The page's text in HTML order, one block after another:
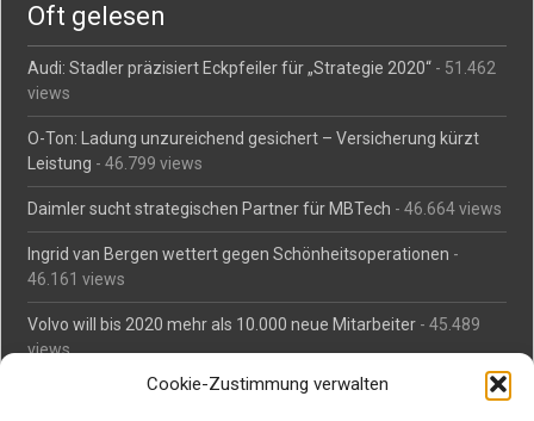
Cookie-Zustimmung verwalten
Oft gelesen
Audi: Stadler präzisiert Eckpfeiler für „Strategie 2020“ - 51.462
views
O-Ton: Ladung unzureichend gesichert – Versicherung kürzt
Leistung - 46.799 views
Daimler sucht strategischen Partner für MBTech - 46.664 views
Ingrid van Bergen wettert gegen Schönheitsoperationen -
46.161 views
Volvo will bis 2020 mehr als 10.000 neue Mitarbeiter - 45.489
views
Mäßiges Interesse an Daimlers MBtech- 44.715 views